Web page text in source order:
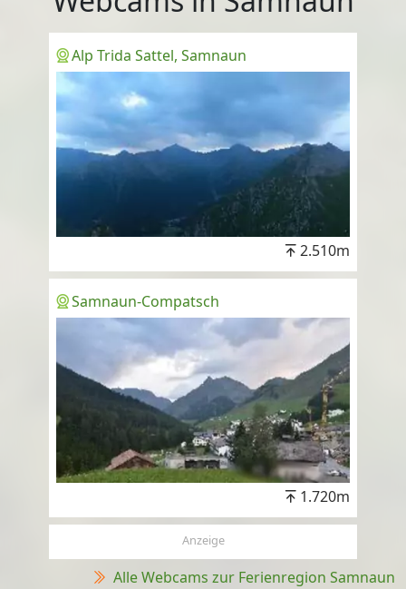
Alp Trida Sattel, Samnaun
2.510m
Samnaun-Compatsch
1.720m
Anzeige
Alle Webcams zur Ferienregion Samnaun